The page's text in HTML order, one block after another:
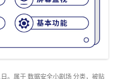
。属于数据安全小剧场分类，被贴